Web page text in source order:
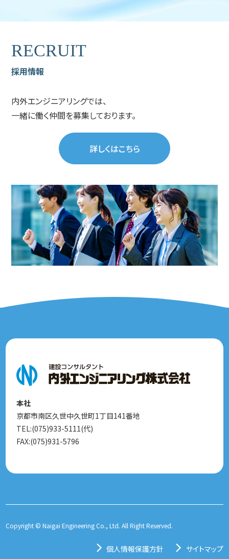
RECRUIT
採用情報
内外エンジニアリングでは、
一緒に働く仲間を募集しております。
詳しくはこちら
本社
京都市南区久世中久世町1丁目141番地
TEL:(075)933-5111(代)
FAX:(075)931-5796
Copyright © Naigai Engineering Co., Ltd. All Right Reserved.
個人情報保護方針 サイトマップ